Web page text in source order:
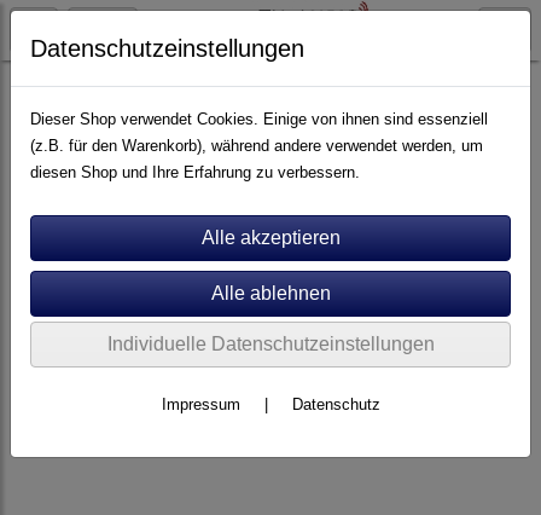
Artikel nach Marken A - E Clearaudio
Datenschutzeinstellungen
Dieser Shop verwendet Cookies. Einige von ihnen sind essenziell
(z.B. für den Warenkorb), während andere verwendet werden, um
diesen Shop und Ihre Erfahrung zu verbessern.
Individuelle Datenschutzeinstellungen
Impressum Datenschutz